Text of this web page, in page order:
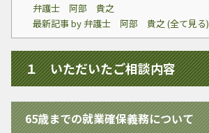
弁護士 阿部 貴之
最新記事 by 弁護士 阿部 貴之 (全て見る)
１ いただいたご相談内容
65歳までの就業確保義務について